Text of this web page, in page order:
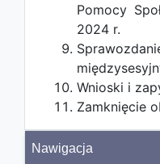
Pomocy
2024 r.
Wnioski i
Zamknięcie
Nawigacja